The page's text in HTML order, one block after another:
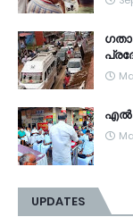
എൽ
UPDATES